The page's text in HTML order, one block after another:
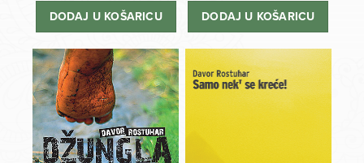
DODAJ U KOŠARICU
bila
cijena
DODAJ U KOŠARICU